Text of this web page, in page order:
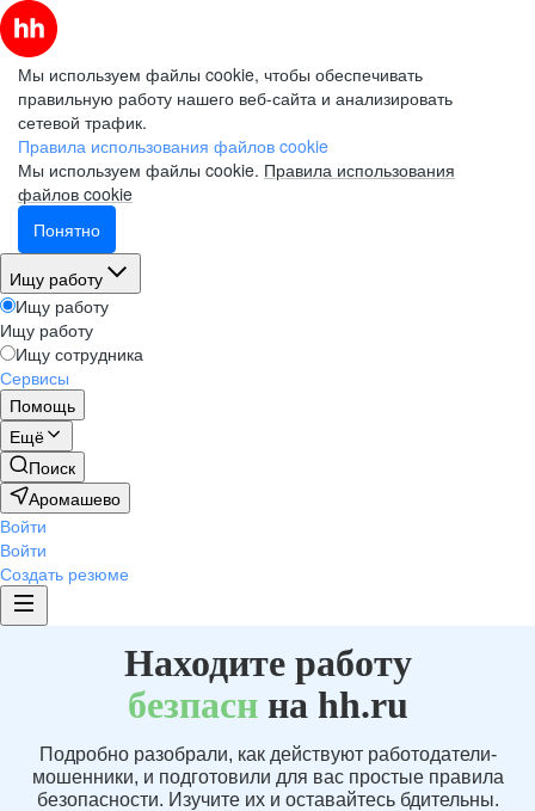
Мы используем файлы cookie, чтобы обеспечивать
правильную работу нашего веб-сайта и анализировать
сетевой трафик.
Правила использования файлов cookie
Мы используем файлы cookie. Правила использования
файлов cookie
Понятно
Ищу работу
Ищу работу
Ищу работу
Ищу сотрудника
Сервисы
Помощь
Ещё
Поиск
Аромашево
Войти
Войти
Создать резюме
Находите работу
безпаснна hh.ru
Подробно разобрали, как действуют работодатели-
мошенники, и подготовили для вас простые правила
безопасности. Изучите их и оставайтесь бдительны.